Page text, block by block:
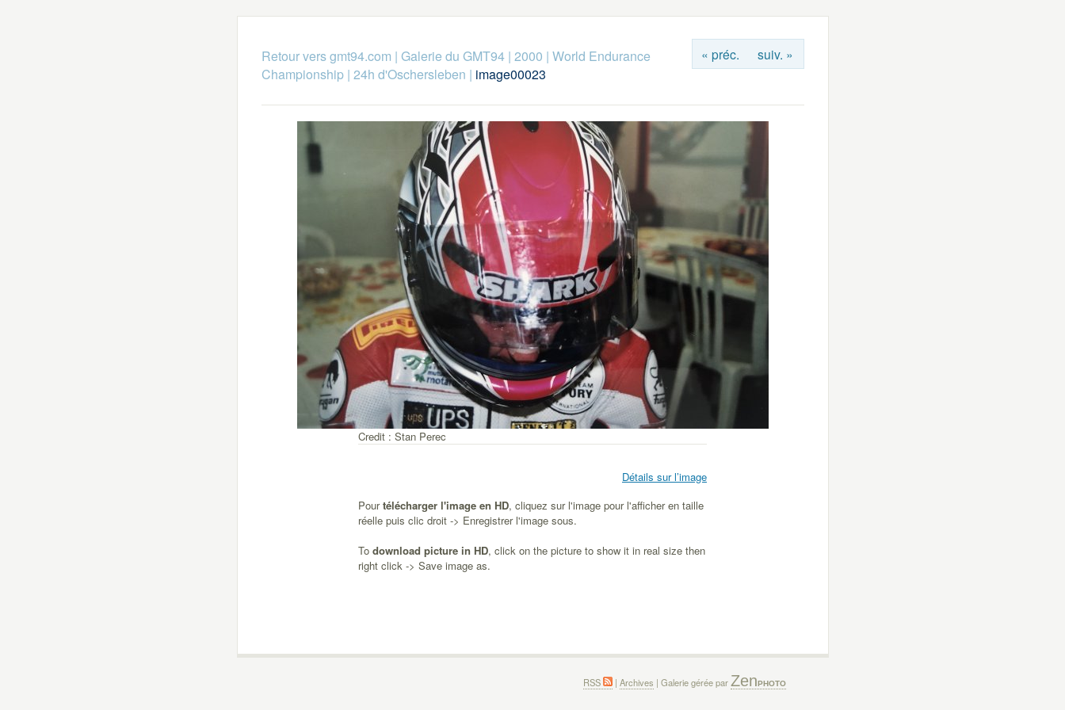
« préc. suiv. »
Retour vers gmt94.com | Galerie du GMT94| 2000 | World Endurance
Championship| 24h d'Oschersleben | image00023
Credit : Stan Perec
Détails sur l’image
Pourtélécharger l'image en HD, cliquez sur l'image pour l'afficher en taille
réelle puis clic droit -> Enregistrer l'image sous.
To download picture in HD, click on the picture to show it in real size then
right click -> Save image as.
RSS | Archives | Galerie gérée parZen PHOTO